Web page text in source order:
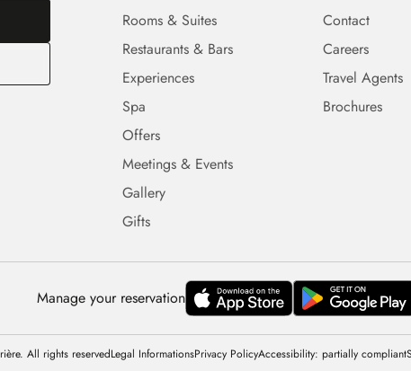
Rooms & Suites
Restaurants & Bars
Experiences
Spa
Offers
Meetings & Events
Gallery
Gifts
Contact
Careers
Travel Agents
Brochures
Manage your reservation
All rights reservedLegal InformationsPrivacy PolicyAccessibility: partially compliant